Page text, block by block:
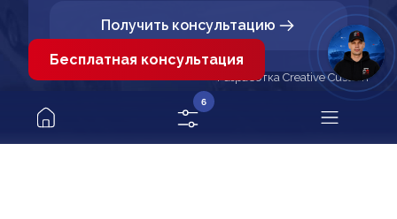
Получить консультацию
Разработка Creative Custom
6
Бесплатная консультация